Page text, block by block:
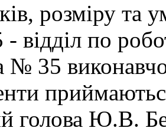
розміру та
відділ по
№ 35
голова Ю.В.